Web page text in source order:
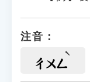
注音：
ㄔㄨㄥ